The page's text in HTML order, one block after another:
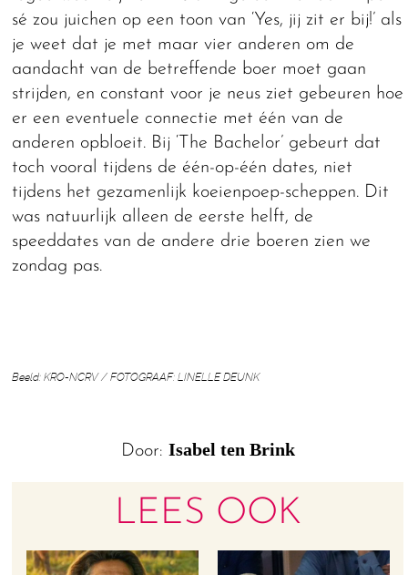
sé zou juichen op een toon van ‘Yes, jij zit er bij!’ als
je weet dat je met maar vier anderen om de
aandacht van de betreffende boer moet gaan
strijden, en constant voor je neus ziet gebeuren hoe
er een eventuele connectie met één van de
anderen opbloeit. Bij ‘The Bachelor’ gebeurt dat
toch vooral tijdens de één-op-één dates, niet
tijdens het gezamenlijk koeienpoep-scheppen. Dit
was natuurlijk alleen de eerste helft, de
speeddates van de andere drie boeren zien we
zondag pas.
Beeld: KRO-NCRV / FOTOGRAAF: LINELLE DEUNK
Door: Isabel ten Brink
LEES OOK